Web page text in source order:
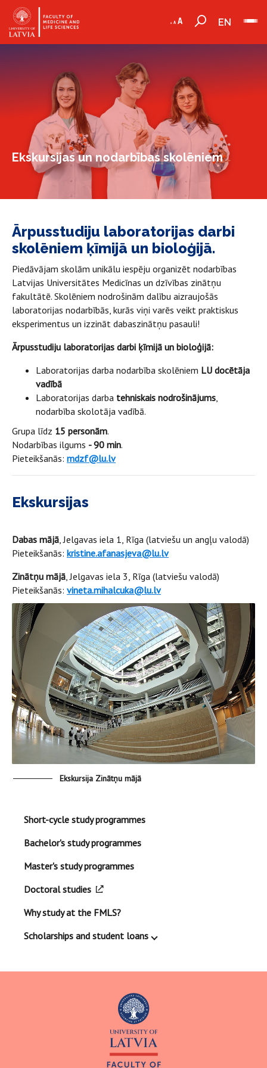
EN
Ekskursijas un nodarbības skolēniem
Ārpusstudiju laboratorijas darbi
skolēniem ķīmijā un bioloģijā.
Piedāvājam skolām unikālu iespēju organizēt nodarbības
Latvijas Universitātes Medicīnas un dzīvības zinātņu
fakultātē. Skolēniem nodrošinām dalību aizraujošās
laboratorijas nodarbībās, kurās viņi varēs veikt praktiskus
eksperimentus un izzināt dabaszinātņu pasauli!
Ārpusstudiju laboratorijas darbi ķīmijā un bioloģijā:
Laboratorijas darba nodarbība skolēniem LU docētāja
vadībā
Laboratorijas darba tehniskais nodrošinājums,
nodarbība skolotāja vadībā.
Grupa līdz 15 personām.
Nodarbības ilgums - 90 min.
Pieteikšanās: mdzf@lu.lv
Ekskursijas
Dabas mājā, Jelgavas iela 1, Rīga (latviešu un angļu valodā)
Pieteikšanās: kristine.afanasjeva@lu.lv
Zinātņu mājā, Jelgavas iela 3, Rīga (latviešu valodā)
Pieteikšanās: vineta.mihalcuka@lu.lv
Ekskursija Zinātņu mājā
Short-cycle study programmes
Bachelor's study programmes
Master's study programmes
Doctoral studies
Why study at the FMLS?
Scholarships and student loans